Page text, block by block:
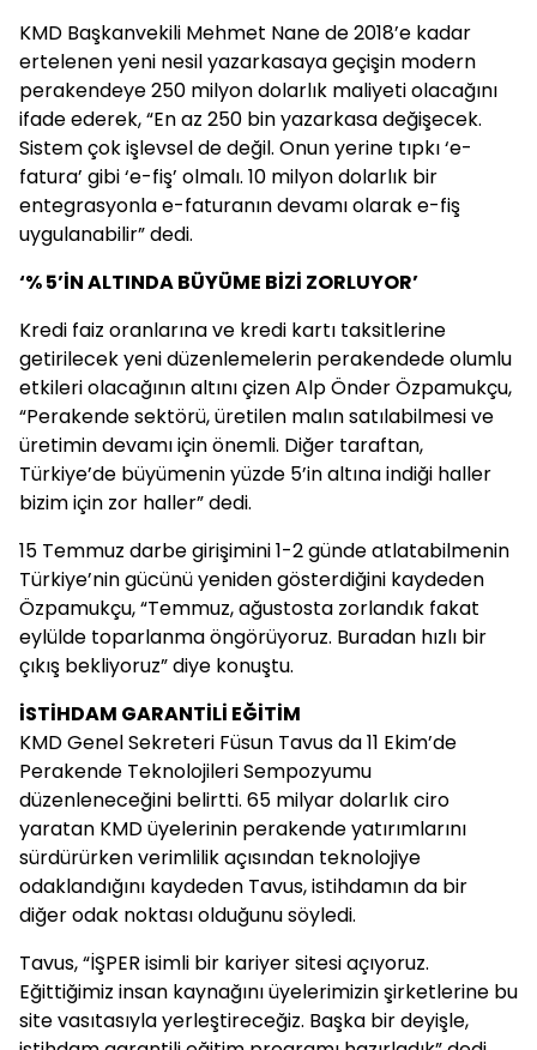
KMD Başkanvekili Mehmet Nane de 2018’e kadar
ertelenen yeni nesil yazarkasaya geçişin modern
perakendeye 250 milyon dolarlık maliyeti olacağını
ifade ederek, “En az 250 bin yazarkasa değişecek.
Sistem çok işlevsel de değil. Onun yerine tıpkı ‘e-
fatura’ gibi ‘e-fiş’ olmalı. 10 milyon dolarlık bir
entegrasyonla e-faturanın devamı olarak e-fiş
uygulanabilir” dedi.
‘% 5’İN ALTINDA BÜYÜME BİZİ ZORLUYOR’
Kredi faiz oranlarına ve kredi kartı taksitlerine
getirilecek yeni düzenlemelerin perakendede olumlu
etkileri olacağının altını çizen Alp Önder Özpamukçu,
“Perakende sektörü, üretilen malın satılabilmesi ve
üretimin devamı için önemli. Diğer taraftan,
Türkiye’de büyümenin yüzde 5’in altına indiği haller
bizim için zor haller” dedi.
15 Temmuz darbe girişimini 1-2 günde atlatabilmenin
Türkiye’nin gücünü yeniden gösterdiğini kaydeden
Özpamukçu, “Temmuz, ağustosta zorlandık fakat
eylülde toparlanma öngörüyoruz. Buradan hızlı bir
çıkış bekliyoruz” diye konuştu.
İSTİHDAM GARANTİLİ EĞİTİM
KMD Genel Sekreteri Füsun Tavus da 11 Ekim’de
Perakende Teknolojileri Sempozyumu
düzenleneceğini belirtti. 65 milyar dolarlık ciro
yaratan KMD üyelerinin perakende yatırımlarını
sürdürürken verimlilik açısından teknolojiye
odaklandığını kaydeden Tavus, istihdamın da bir
diğer odak noktası olduğunu söyledi.
Tavus, “İŞPER isimli bir kariyer sitesi açıyoruz.
Eğittiğimiz insan kaynağını üyelerimizin şirketlerine bu
site vasıtasıyla yerleştireceğiz. Başka bir deyişle,